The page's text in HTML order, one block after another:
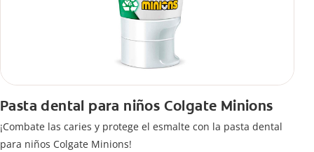
Pasta dental para niños Colgate Minions
¡Combate las caries y protege el esmalte con la pasta dental
para niños Colgate Minions!